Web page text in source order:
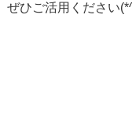
ぜひご活用ください